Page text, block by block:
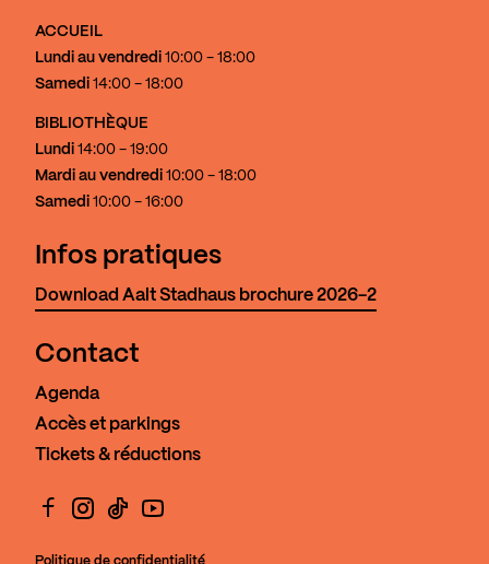
ACCUEIL
Lundi au vendredi 10:00 - 18:00
Samedi 14:00 - 18:00
BIBLIOTHÈQUE
Lundi 14:00 - 19:00
Mardi au vendredi 10:00 - 18:00
Samedi 10:00 - 16:00
Infos pratiques
Download Aalt Stadhaus brochure 2026-2
Contact
Agenda
Accès et parkings
Tickets & réductions